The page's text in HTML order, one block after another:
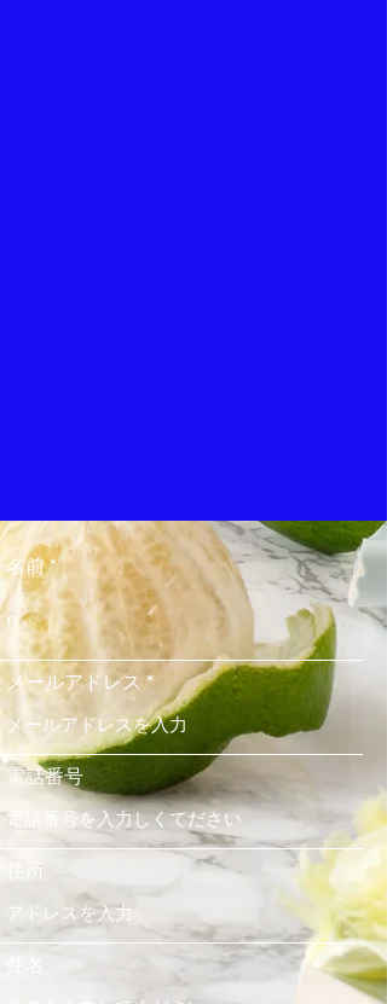
名前
メールアドレス
電話番号
住所
件名